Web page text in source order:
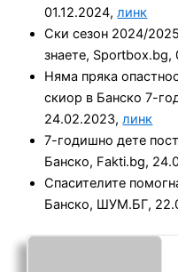
01.12.2024,линк
Ски сезон 2024/
знаете,
Няма пряка
скиор в Банско 7-
24.02.2023,линк
7-годишно дете
Банско, Fakti.bg,
Спасителите
Банско, ШУМ.БГ,